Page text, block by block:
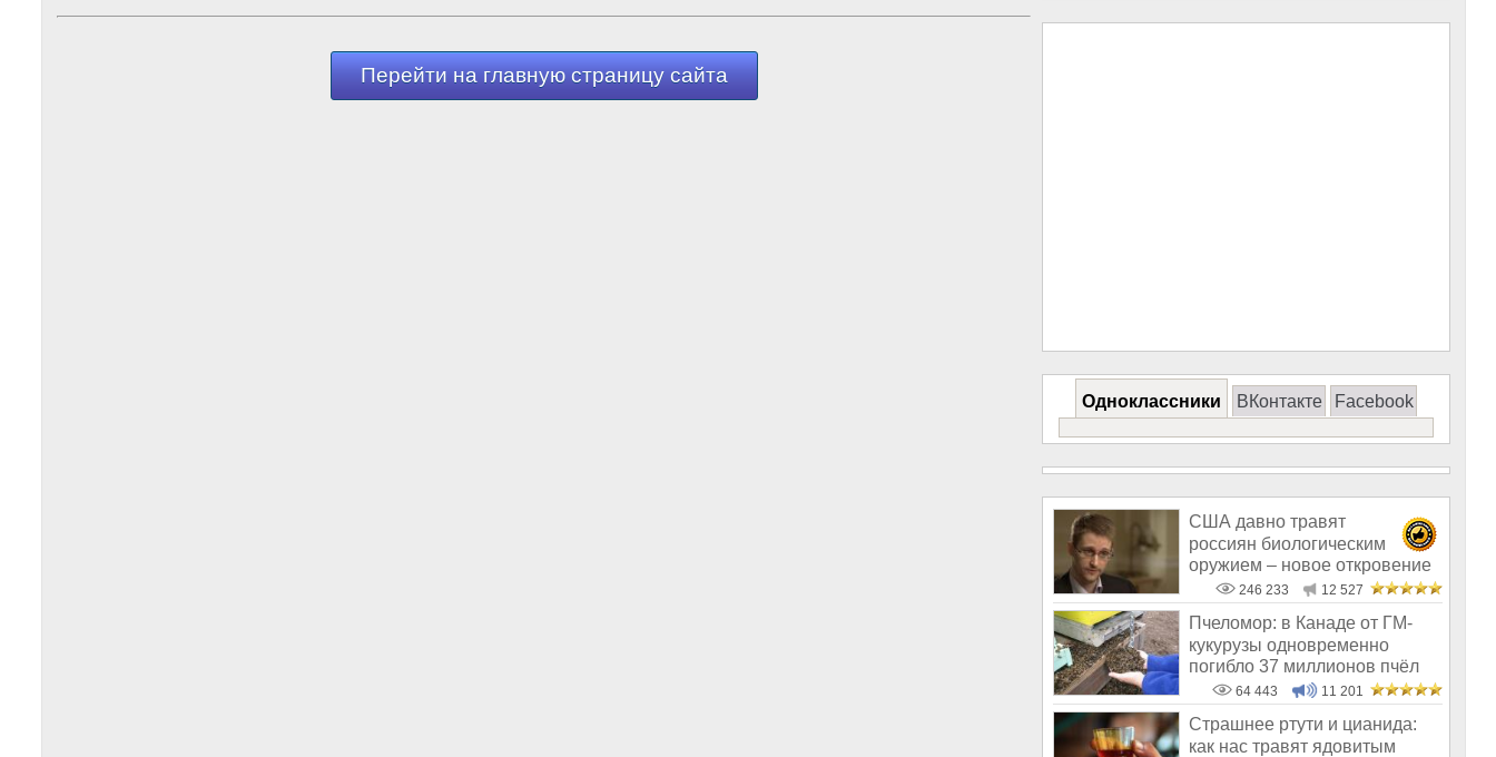
Перейти на главную страницу сайта
Одноклассники ВКонтакте Facebook
США давно травят
россиян биологическим
оружием – новое откровение
Эдварда Сноудена
246 233 12 527
Пчеломор: в Канаде от ГМ-
кукурузы одновременно
погибло 37 миллионов пчёл
64 443 11 201
Страшнее ртути и цианида:
как нас травят ядовитым